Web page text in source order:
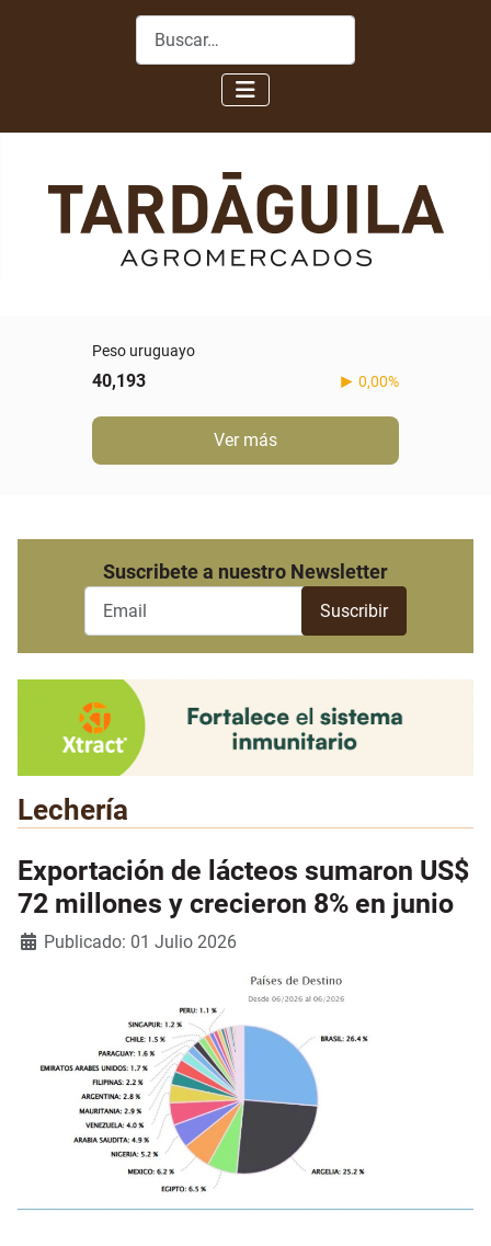
Buscar
Peso uruguayo
40,193 0,00%
Ver más
Suscribete a nuestro Newsletter
Lechería
Exportación de lácteos sumaron US$
72 millones y crecieron 8% en junio
Detalles
Publicado: 01 Julio 2026